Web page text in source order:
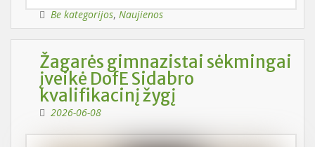
Be kategorijos, Naujienos
Žagarės gimnazistai sėkmingai
įveikė DofE Sidabro
kvalifikacinį žygį
2026-06-08